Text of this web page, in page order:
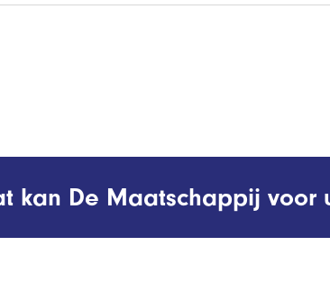
kan De Maatschappij voor